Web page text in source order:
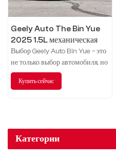
Geely Auto The Bin Yue
2025 1.5L механическая
супермощная версия
Выбор Geely Auto Bin Yue – это
не только выбор автомобиля, но
и выбор качественного образа
жизни. Мы с нетерпением ждем
Купить сейчас
Категории